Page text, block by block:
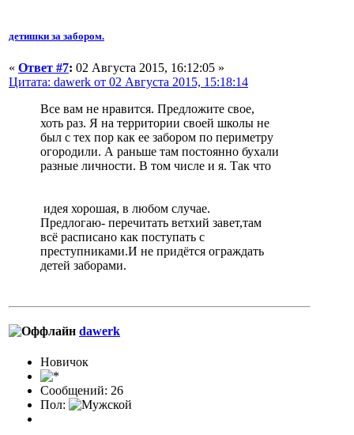
детишки за забором.
« Ответ #7: 02 Августа 2015, 16:12:05 »
Цитата: dawerk от 02 Августа 2015, 15:18:14
Все вам не нравится. Предложите свое,
хоть раз. Я на территории своей школы не
был с тех пор как ее забором по периметру
огородили. А раньше там постоянно бухали
разные личности. В том числе и я. Так что
идея хорошая, в любом случае.
Предлогаю- перечитать ветхий завет,там
всё расписано как поступать с
преступниками.И не придётся ограждать
детей заборами.
dawerk
Новичок
Сообщений: 26
Пол: